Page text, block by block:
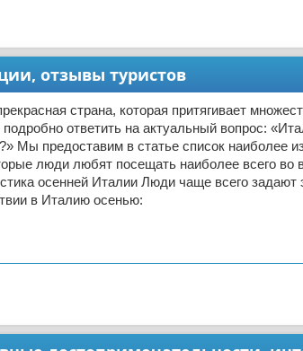
отзывы туристов
страна, которая притягивает
ответить на актуальный вопрос:
Мы предоставим в статье список наиболее
люди любят посещать наиболее всего во
осенней Италии Люди чаще всего задают
в Италию осенью: